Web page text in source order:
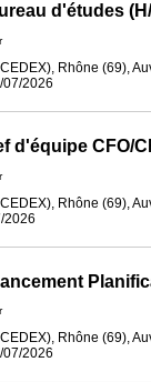
d'études
Rhône (69),
07/2026
d'équipe CFO/
Rhône (69),
2026
Rhône (69),
07/2026